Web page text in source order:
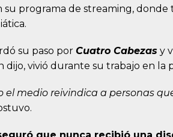
su programa de streaming,
su paso por Cuatro Cabezas y
dijo, vivió durante su trabajo en la
el medio reivindica a personas